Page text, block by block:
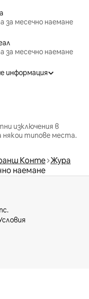
за месечно наемане
за месечно наемане
информация
изключения в
някои типове места.
Конте Жура
наемане